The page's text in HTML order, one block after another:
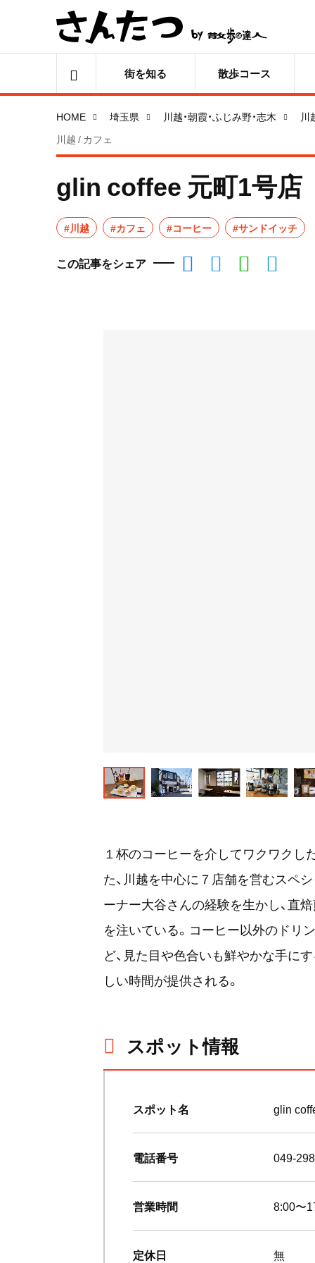
街を知る 散歩コース
HOME 埼玉県 川越・朝霞・ふじみ野・志木
川
川越 / カフェ
glin coffee 元町1号店
#川越 #カフェ #コーヒー #サンドイッチ
この記事をシェア
１杯のコーヒーを介してワクワク
た、川越を中心に７店舗を営むスペ
ーナー大谷さんの経験を生かし、直
を注いている。コーヒー以外のドリ
ど、見た目や色合いも鮮やかな手に
しい時間が提供される。
スポット情報
スポット名 glin
電話番号 049-
営業時間 8:00〜
定休日 無